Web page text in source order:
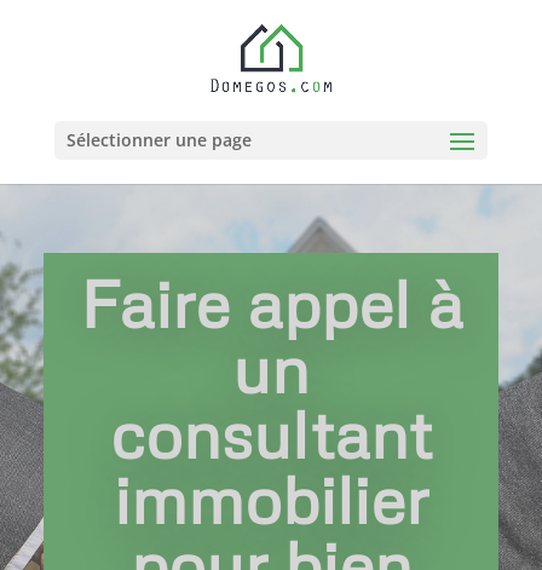
Sélectionner une page
Faire appel à
un
consultant
immobilier